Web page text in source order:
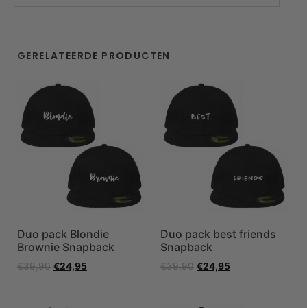
GERELATEERDE PRODUCTEN
Duo pack Blondie
Brownie Snapback
€39,90 €24,95
Duo pack best friends
Snapback
€39,90 €24,95